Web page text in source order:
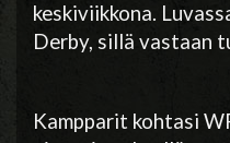
keskiviikkona.
Derby, sillä vastaan
Kampparit kohtasi